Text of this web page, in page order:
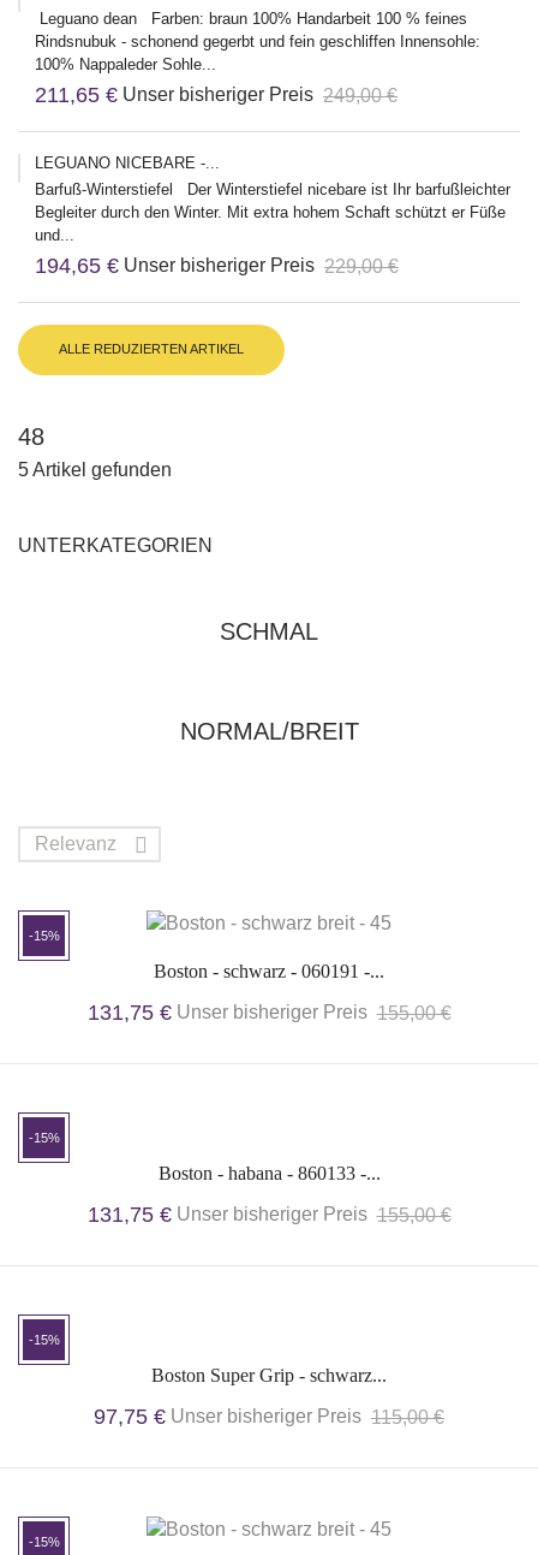
Leguano dean Farben: braun 100% Handarbeit 100 % feines
Rindsnubuk - schonend gegerbt und fein geschliffen Innensohle:
100% Nappaleder Sohle...
211,65 € Unser bisheriger Preis 249,00 €
LEGUANO NICEBARE -...
Barfuß-Winterstiefel Der Winterstiefel nicebare ist Ihr barfußleichter
Begleiter durch den Winter. Mit extra hohem Schaft schützt er Füße
und...
194,65 € Unser bisheriger Preis 229,00 €
ALLE REDUZIERTEN ARTIKEL
48
5 Artikel gefunden
UNTERKATEGORIEN
SCHMAL
NORMAL/BREIT
Relevanz 
-15%
Boston - schwarz - 060191 -...
131,75 € Unser bisheriger Preis 155,00 €
-15%
Boston - habana - 860133 -...
131,75 € Unser bisheriger Preis 155,00 €
-15%
Boston Super Grip - schwarz...
97,75 € Unser bisheriger Preis 115,00 €
-15%